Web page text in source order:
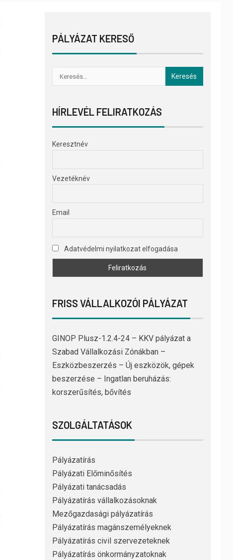
PÁLYÁZAT KERESŐ
HÍRLEVÉL FELIRATKOZÁS
Keresztnév
Vezetéknév
Email
Adatvédelmi nyilatkozat elfogadása
FRISS VÁLLALKOZÓI PÁLYÁZAT
GINOP Plusz-1.2.4-24 – KKV pályázat a
Szabad Vállalkozási Zónákban –
Eszközbeszerzés – Új eszközök, gépek
beszerzése – Ingatlan beruházás:
korszerűsítés, bővítés
SZOLGÁLTATÁSOK
Pályázatírás
Pályázati Előminősítés
Pályázati tanácsadás
Pályázatírás vállalkozásoknak
Mezőgazdasági pályázatírás
Pályázatírás magánszemélyeknek
Pályázatírás civil szervezeteknek
Pályázatírás önkormányzatoknak